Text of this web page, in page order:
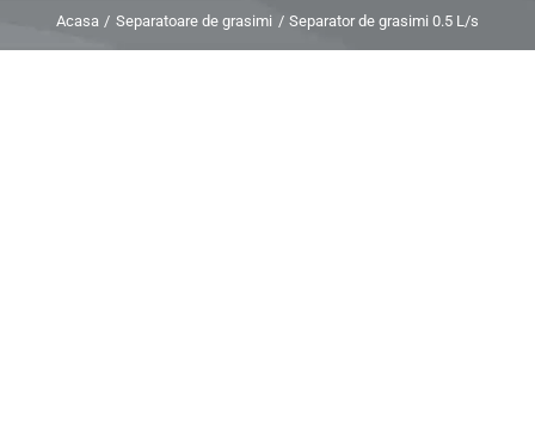
Acasa Separatoare de grasimi Separator de grasimi 0.5 L/s